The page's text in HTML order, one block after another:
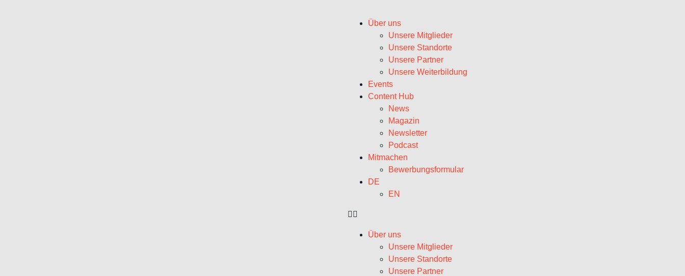
Über uns
Unsere Mitglieder
Unsere Standorte
Unsere Partner
Unsere Weiterbildung
Events
Content Hub
News
Magazin
Newsletter
Podcast
Mitmachen
Bewerbungsformular
DE
EN
Über uns
Unsere Mitglieder
Unsere Standorte
Unsere Partner